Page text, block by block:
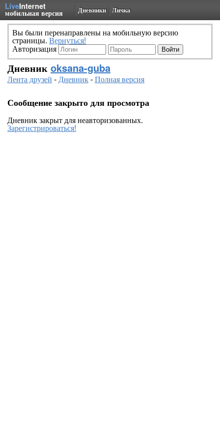
LiveInternet
мобильная версия Дневники Личка
Вы были перенаправлены на мобильную версию
страницы. Вернуться!
Авторизация
Дневник oksana-guba
Лента друзей -Дневник-Полная версия
Сообщение закрыто для просмотра
Дневник закрыт для неавторизованных.
Зарегистрироваться!